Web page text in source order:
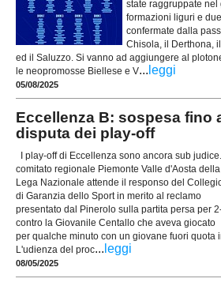
state raggruppate nel
formazioni liguri e
confermate dalla
Chisola, il Derthona,
ed il Saluzzo. Si vanno ad aggiungere al
le neopromosse Biellese e V... leggi
05/08/2025
Eccellenza B: sospesa fino
disputa dei play-off
I play-off di Eccellenza sono ancora sub judice.
comitato regionale Piemonte Valle d'Aosta della
Lega Nazionale attende il responso del
di Garanzia dello Sport in merito al reclamo
presentato dal Pinerolo sulla partita persa per
contro la Giovanile Centallo che aveva giocato
per qualche minuto con un giovane fuori quota
L'udienza del proc... leggi
08/05/2025